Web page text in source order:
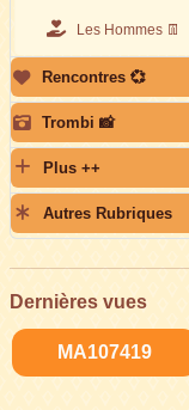
Les Hommes 👖
Rencontres 💞
Trombi 📸
Plus ++
Autres Rubriques
Dernières vues
MA107419